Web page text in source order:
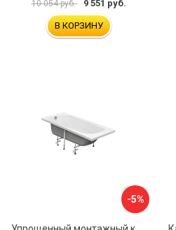
10 054 руб. 9 551 руб.
В КОРЗИНУ
-5%